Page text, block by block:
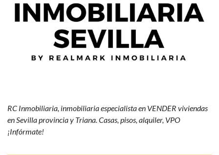
RC Inmobiliaria, inmobiliaria especialista en VENDER viviendas
en Sevilla provincia y Triana. Casas, pisos, alquiler, VPO
¡Infórmate!